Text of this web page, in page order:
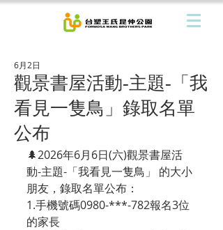
觀景書屋活動-主題-「我
看見一隻鳥」錄取名單
公布
6月2日
🌲2026年6月6日(六)觀景書屋活
動-主題-「我看見一隻鳥」 的大小
朋友，錄取名單公布：
1.手機號碼0980-***-782報名3位
的家長